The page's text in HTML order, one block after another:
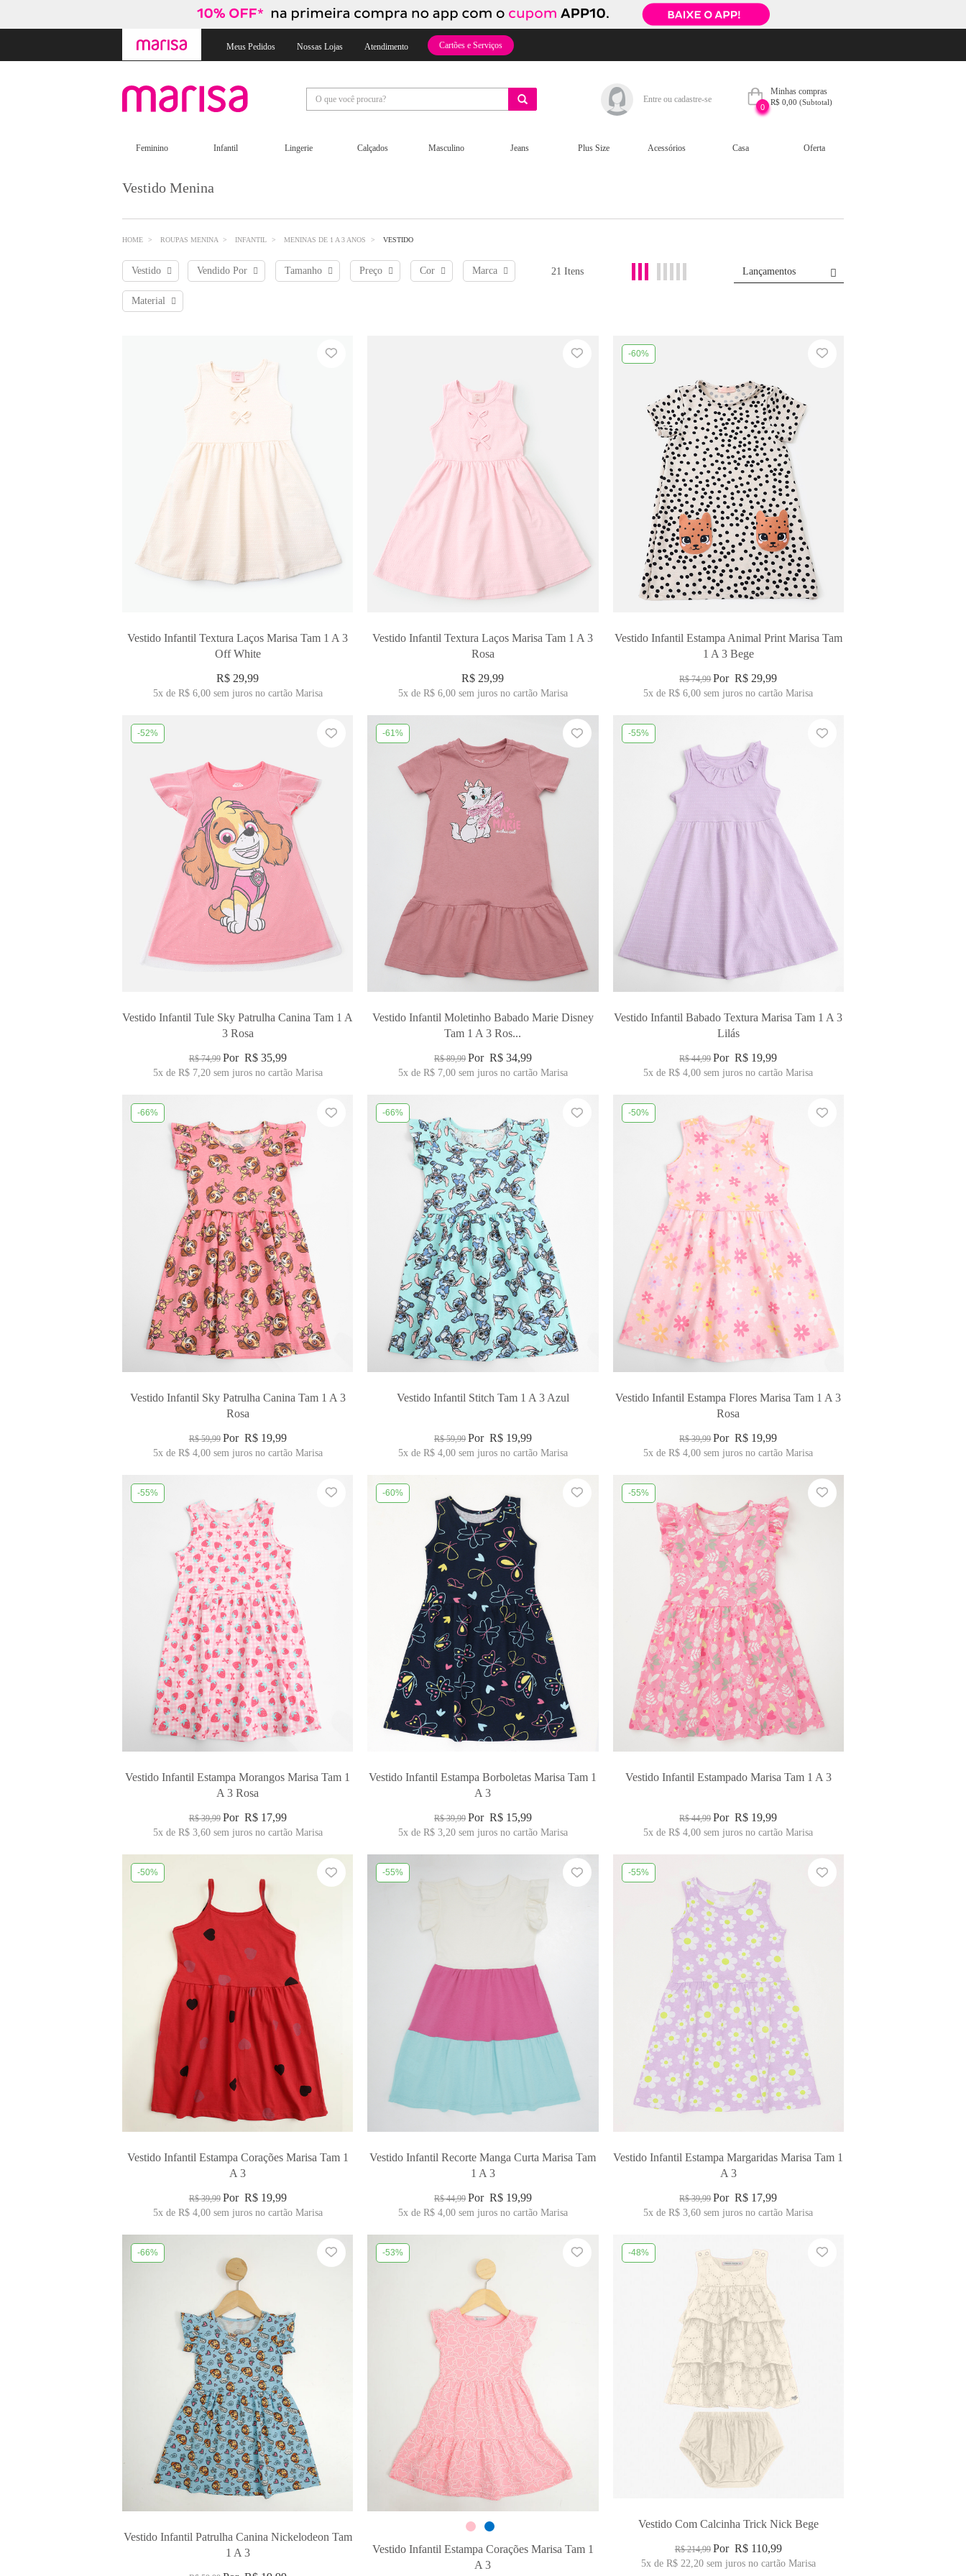
Meus Pedidos Nossas Lojas Atendimento Cartões e Serviços
Entre ou cadastre-se
0
Minhas compras
R$ 0,00 (Subtotal)
Feminino Infantil Lingerie Calçados Masculino Jeans Plus Size Acessórios Casa Oferta
Vestido Menina
HOME ROUPAS MENINA INFANTIL MENINAS DE 1 A 3 ANOS VESTIDO
Vestido Vendido Por Tamanho Preço Cor Marca
Material
21 Itens
Vestido Infantil Textura Laços Marisa Tam 1 A 3
Off White
R$ 29,99
5xde R$ 6,00sem juros no cartão Marisa
Vestido Infantil Textura Laços Marisa Tam 1 A 3
Rosa
R$ 29,99
5xde R$ 6,00sem juros no cartão Marisa
-60%
Vestido Infantil Estampa Animal Print Marisa Tam
1 A 3 Bege
R$ 74,99 PorR$ 29,99
5x deR$ 6,00 sem juros no cartão Marisa
-52%
Vestido Infantil Tule Sky Patrulha Canina Tam 1 A
3 Rosa
R$ 74,99 Por R$ 35,99
5xde R$ 7,20sem juros no cartão Marisa
-61%
Vestido Infantil Moletinho Babado Marie Disney
Tam 1 A 3 Ros...
R$ 89,99 Por R$ 34,99
5xde R$ 7,00sem juros no cartão Marisa
-55%
Vestido Infantil Babado Textura Marisa Tam 1 A 3
Lilás
R$ 44,99 PorR$ 19,99
5x deR$ 4,00 sem juros no cartão Marisa
-66%
Vestido Infantil Sky Patrulha Canina Tam 1 A 3
Rosa
R$ 59,99 Por R$ 19,99
5x de R$ 4,00sem juros no cartão Marisa
-66%
Vestido Infantil Stitch Tam 1 A 3 Azul
R$ 59,99 Por R$ 19,99
5x de R$ 4,00sem juros no cartão Marisa
-50%
Vestido Infantil Estampa Flores Marisa Tam 1 A 3
Rosa
R$ 39,99 PorR$ 19,99
5x deR$ 4,00 sem juros no cartão Marisa
-55%
Vestido Infantil Estampa Morangos Marisa Tam 1
A 3 Rosa
R$ 39,99 Por R$ 17,99
5xde R$ 3,60sem juros no cartão Marisa
-60%
Vestido Infantil Estampa Borboletas Marisa Tam 1
A 3
R$ 39,99 Por R$ 15,99
5xde R$ 3,20sem juros no cartão Marisa
-55%
Vestido Infantil Estampado Marisa Tam 1 A 3
R$ 44,99 PorR$ 19,99
5x deR$ 4,00 sem juros no cartão Marisa
-50%
Vestido Infantil Estampa Corações Marisa Tam 1
A 3
R$ 39,99 Por R$ 19,99
5x de R$ 4,00sem juros no cartão Marisa
-55%
Vestido Infantil Recorte Manga Curta Marisa Tam
1 A 3
R$ 44,99 Por R$ 19,99
5x de R$ 4,00sem juros no cartão Marisa
-55%
Vestido Infantil Estampa Margaridas Marisa Tam 1
A 3
R$ 39,99 PorR$ 17,99
5x deR$ 3,60 sem juros no cartão Marisa
-66%
Vestido Infantil Patrulha Canina Nickelodeon Tam
1 A 3
-53%
Vestido Infantil Estampa Corações Marisa Tam 1
A 3
-48%
Vestido Com Calcinha Trick Nick Bege
R$ 214,99 Por R$ 110,99
5x de R$ 22,20sem juros no cartão Marisa